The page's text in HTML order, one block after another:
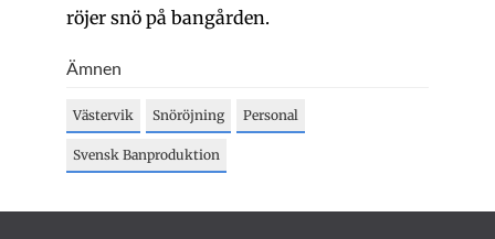
röjer snö på bangården.
Ämnen
Västervik Snöröjning Personal
Svensk Banproduktion